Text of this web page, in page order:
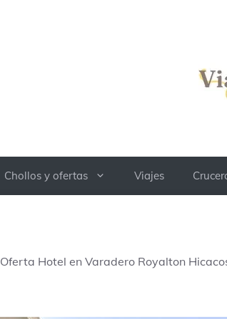
Chollos y ofertas Viajes
Oferta Hotel en Varadero Royalton